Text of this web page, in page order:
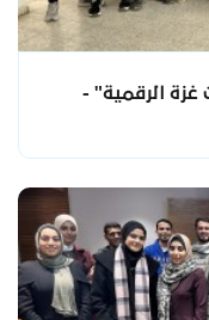
الرقمية" -